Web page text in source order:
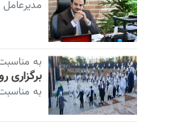
به
برگزاری
به